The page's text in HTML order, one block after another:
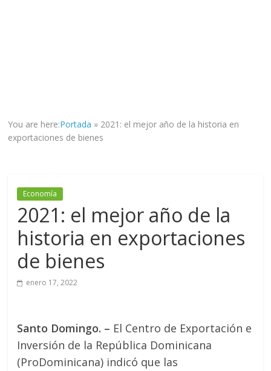
a
tod@s
You are here:Portada » 2021: el mejor año de la historia en
exportaciones de bienes
Economía
2021: el mejor año de la
historia en exportaciones
de bienes
enero 17, 2022
Santo Domingo. – El Centro de Exportación e
Inversión de la República Dominicana
(ProDominicana) indicó que las